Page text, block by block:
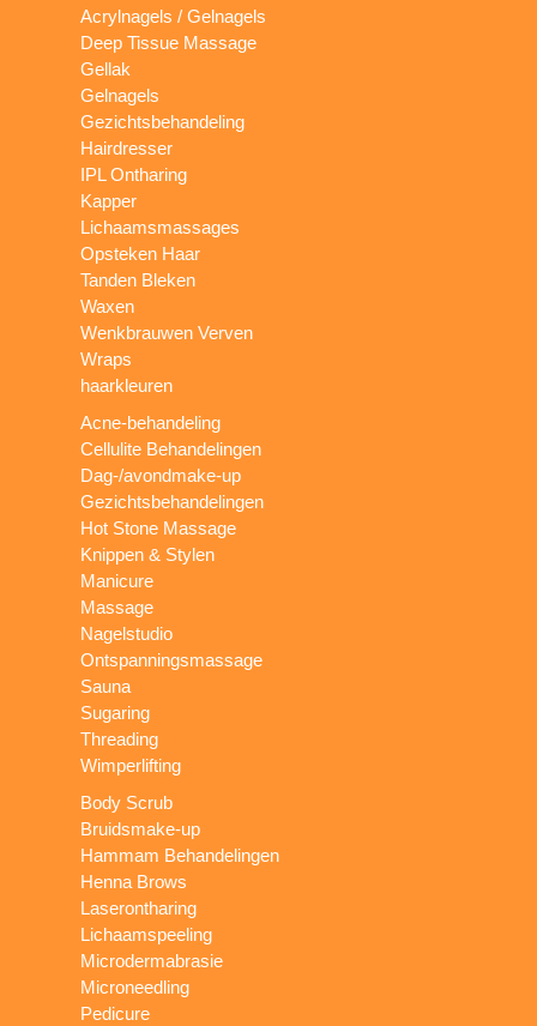
Acrylnagels / Gelnagels
Deep Tissue Massage
Gellak
Gelnagels
Gezichtsbehandeling
Hairdresser
IPL Ontharing
Kapper
Lichaamsmassages
Opsteken Haar
Tanden Bleken
Waxen
Wenkbrauwen Verven
Wraps
haarkleuren
Acne-behandeling
Cellulite Behandelingen
Dag-/avondmake-up
Gezichtsbehandelingen
Hot Stone Massage
Knippen & Stylen
Manicure
Massage
Nagelstudio
Ontspanningsmassage
Sauna
Sugaring
Threading
Wimperlifting
Body Scrub
Bruidsmake-up
Hammam Behandelingen
Henna Brows
Laserontharing
Lichaamspeeling
Microdermabrasie
Microneedling
Pedicure